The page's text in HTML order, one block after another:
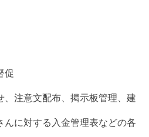
促
、注意文配布、掲示板管理、建
に対する入金管理表などの各